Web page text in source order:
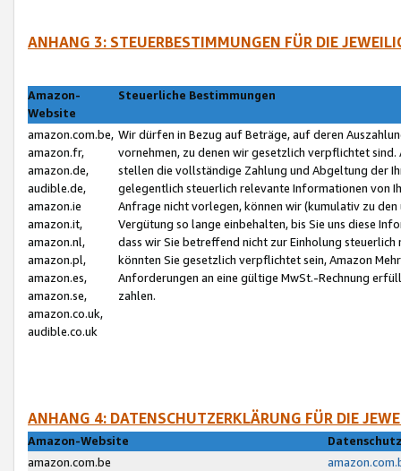
ANHANG 3: STEUERBESTIMMUNGEN FÜR DIE
Amazon-
Website
Steuerliche Bestimmungen
amazon.com.be,
amazon.fr,
amazon.de,
audible.de,
amazon.ie
amazon.it,
amazon.nl,
amazon.pl,
amazon.es,
amazon.se,
amazon.co.uk,
audible.co.uk
Wir dürfen in Bezug auf Beträge, auf deren
vornehmen, zu denen wir gesetzlich verpflichtet
stellen die vollständige Zahlung und Abgeltung der
gelegentlich steuerlich relevante Informationen von
Anfrage nicht vorlegen, können wir (kumulativ zu
Vergütung so lange einbehalten, bis Sie uns diese
dass wir Sie betreffend nicht zur Einholung
könnten Sie gesetzlich verpflichtet sein, Amazon
Anforderungen an eine gültige MwSt.-Rechnung
zahlen.
ANHANG 4: DATENSCHUTZERKLÄRUNG FÜR DIE
Amazon-Website
amazon.com.be